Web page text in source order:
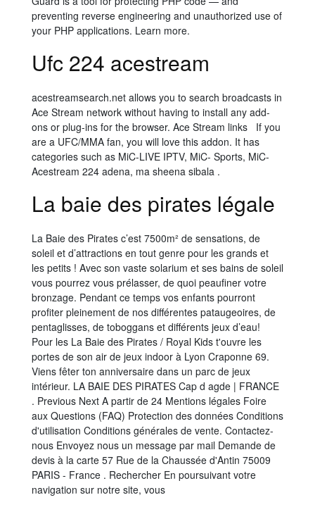
preventing reverse engineering and unauthorized use of
your PHP applications. Learn more.
Ufc 224 acestream
acestreamsearch.net allows you to search broadcasts in
Ace Stream network without having to install any add-
ons or plug-ins for the browser. Ace Stream links If you
are a UFC/MMA fan, you will love this addon. It has
categories such as MiC-LIVE IPTV, MiC- Sports, MiC-
Acestream 224 adena, ma sheena sibala .
La baie des pirates légale
La Baie des Pirates c’est 7500m² de sensations, de
soleil et d’attractions en tout genre pour les grands et
les petits ! Avec son vaste solarium et ses bains de soleil
vous pourrez vous prélasser, de quoi peaufiner votre
bronzage. Pendant ce temps vos enfants pourront
profiter pleinement de nos différentes pataugeoires, de
pentaglisses, de toboggans et différents jeux d’eau!
Pour les La Baie des Pirates / Royal Kids t'ouvre les
portes de son air de jeux indoor à Lyon Craponne 69.
Viens fêter ton anniversaire dans un parc de jeux
intérieur. LA BAIE DES PIRATES Cap d agde | FRANCE
. Previous Next A partir de 24 Mentions légales Foire
aux Questions (FAQ) Protection des données Conditions
d'utilisation Conditions générales de vente. Contactez-
nous Envoyez nous un message par mail Demande de
devis à la carte 57 Rue de la Chaussée d'Antin 75009
PARIS - France . Rechercher En poursuivant votre
navigation sur notre site, vous